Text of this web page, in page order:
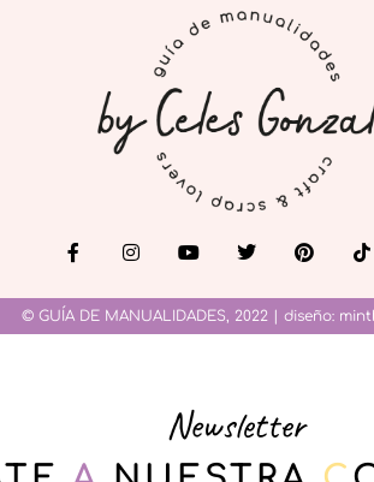
© GUÍA DE MANUALIDADES, 2022 | diseño:
Newsletter